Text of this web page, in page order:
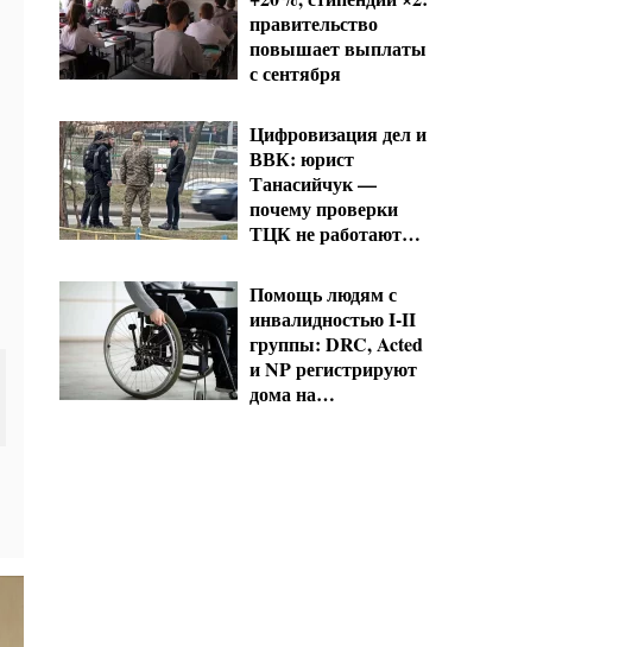
правительство
повышает выплаты
с сентября
Цифровизация дел и
ВВК: юрист
Танасийчук —
почему проверки
ТЦК не работают
Помощь людям с
инвалидностью I-II
группы: DRC, Acted
и NP регистрируют
дома на